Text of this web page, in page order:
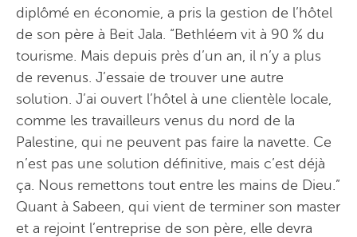
diplômé en économie, a pris la gestion de l’hôtel
de son père à Beit Jala. “Bethléem vit à 90 % du
tourisme. Mais depuis près d’un an, il n’y a plus
de revenus. J’essaie de trouver une autre
solution. J’ai ouvert l’hôtel à une clientèle locale,
comme les travailleurs venus du nord de la
Palestine, qui ne peuvent pas faire la navette. Ce
n’est pas une solution définitive, mais c’est déjà
ça. Nous remettons tout entre les mains de Dieu.”
Quant à Sabeen, qui vient de terminer son master
et a rejoint l’entreprise de son père, elle devra